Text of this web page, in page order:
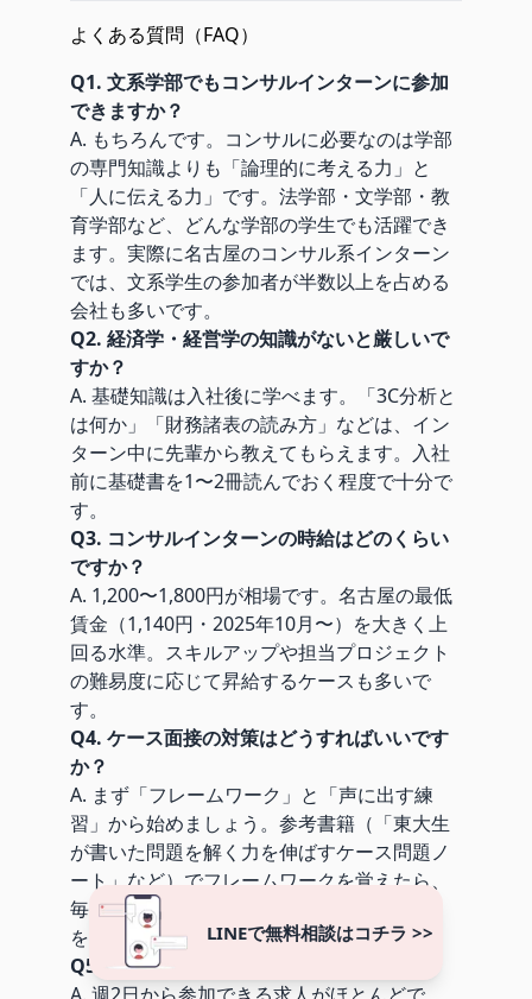
よくある質問（FAQ）
Q1. 文系学部でもコンサルインターンに参加
できますか？
A. もちろんです。コンサルに必要なのは学部
の専門知識よりも「論理的に考える力」と
「人に伝える力」です。法学部・文学部・教
育学部など、どんな学部の学生でも活躍でき
ます。実際に名古屋のコンサル系インターン
では、文系学生の参加者が半数以上を占める
会社も多いです。
Q2. 経済学・経営学の知識がないと厳しいで
すか？
A. 基礎知識は入社後に学べます。「3C分析と
は何か」「財務諸表の読み方」などは、イン
ターン中に先輩から教えてもらえます。入社
前に基礎書を1〜2冊読んでおく程度で十分で
す。
Q3. コンサルインターンの時給はどのくらい
ですか？
A. 1,200〜1,800円が相場です。名古屋の最低
賃金（1,140円・2025年10月〜）を大きく上
回る水準。スキルアップや担当プロジェクト
の難易度に応じて昇給するケースも多いで
す。
Q4. ケース面接の対策はどうすればいいです
か？
A. まず「フレームワーク」と「声に出す練
習」から始めましょう。参考書籍（「東大生
が書いた問題を解く力を伸ばすケース問題ノ
ート」など）でフレームワークを覚えたら、
毎日1問フェルミ推定を声に出して解く練習
を。1〜2ヶ月でケース面接に慣れてきます。
Q5. 週何日から参加できますか？
LINEで無料相談はコチラ >>